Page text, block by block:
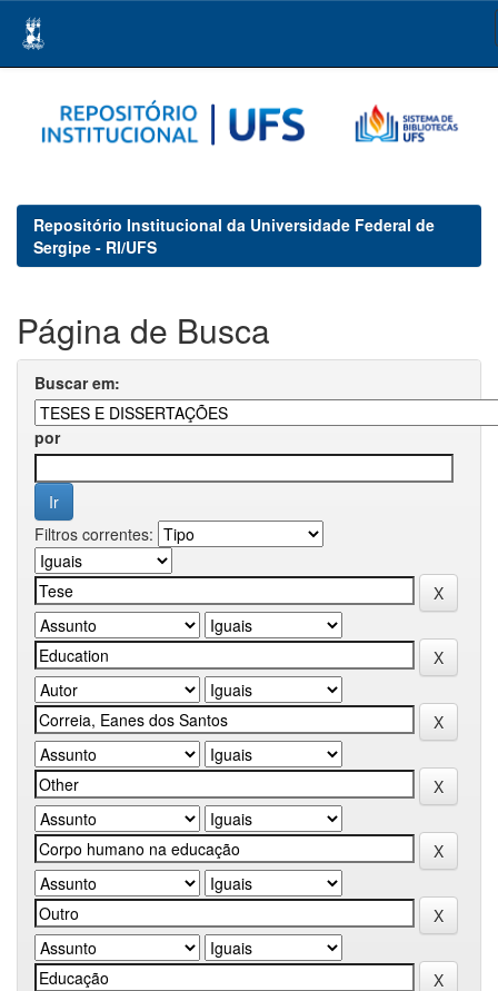
navigation
Repositório Institucional da Universidade Federal de
Sergipe - RI/UFS
Página de Busca
Buscar em:
por
Filtros correntes: